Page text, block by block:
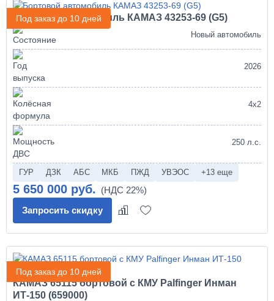
Под заказ до 10 дней
Бортовой автомобиль КАМАЗ 43253-69 (G5)
Новый автомобиль
2026
4х2
250 л.с.
ГУР ДЗК АБС МКБ ПЖД УВЭОС +13 еще
5 650 000 руб.
Запросить скидку
Под заказ до 10 дней
КАМАЗ 65115 бортовой с КМУ Palfinger Инман
ИТ-150 (659000)